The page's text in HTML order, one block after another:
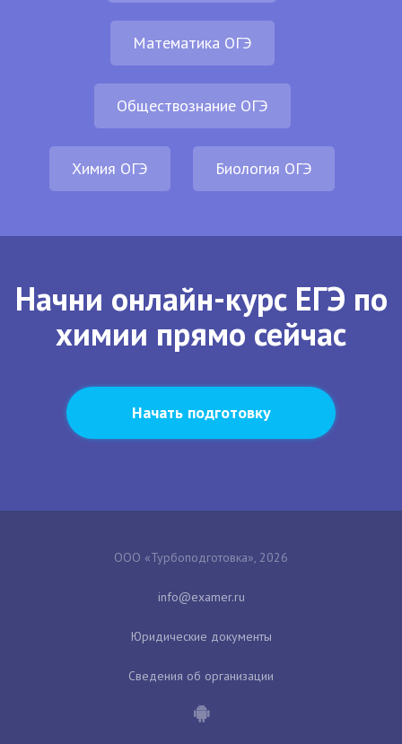
Математика ОГЭ
Обществознание ОГЭ
Химия ОГЭ Биология ОГЭ
Начни онлайн-курс ЕГЭ по
химии прямо сейчас
Начать подготовку
ООО «Турбоподготовка», 2026
Юридические документы
Сведения об организации